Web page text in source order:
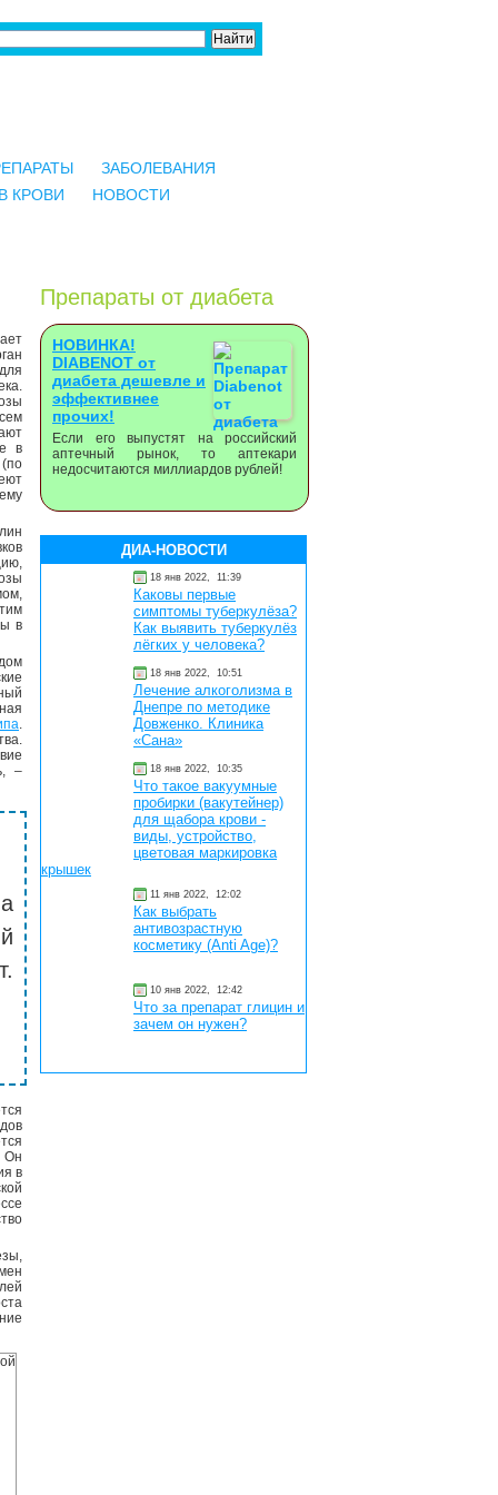
ЗАБОЛЕВАНИЯ
КРОВИ
НОВОСТИ
в
в
.
–
Он
в
Препараты от диабета
НОВИНКА!
DIABENOT от
диабета дешевле и
эффективнее
прочих!
Если его выпустят на российский
аптечный рынок, то аптекари
недосчитаются миллиардов рублей!
ДИА-НОВОСТИ
18 янв 2022, 11:39
Каковы первые
симптомы туберкулёза?
Как выявить туберкулёз
лёгких у человека?
18 янв 2022, 10:51
Лечение алкоголизма в
Днепре по методике
Довженко. Клиника
«Сана»
18 янв 2022, 10:35
Что такое вакуумные
пробирки (вакутейнер)
для щабора крови -
виды, устройство,
цветовая маркировка
крышек
11 янв 2022, 12:02
Как выбрать
антивозрастную
косметику (Anti Age)?
10 янв 2022, 12:42
Что за препарат глицин и
зачем он нужен?